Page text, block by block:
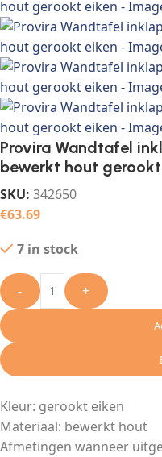
Provira Wandtafel
bewerkt hout
SKU: 342650
€63.69
7 in stock
- +
Kleur: gerookt eiken
Materiaal: bewerkt hout
Afmetingen wanneer